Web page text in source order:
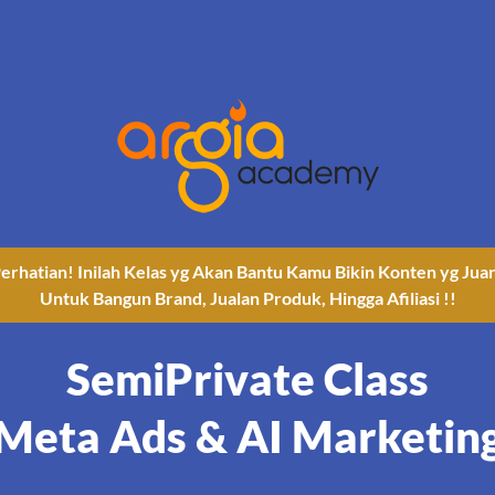
Inilah Kelas yg Akan Bantu Kamu Bikin Konten yg
Untuk Bangun Brand, Jualan Produk, Hingga Afiliasi !!
SemiPrivate Class
Ads & AI